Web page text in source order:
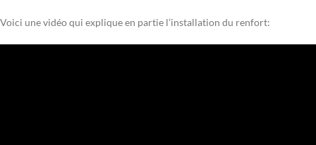
Voici une vidéo qui explique en partie l’installation du renfort: